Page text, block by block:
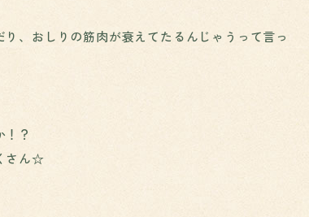
、おしりの筋肉が衰えてたるんじゃうって言っ
？
さん☆